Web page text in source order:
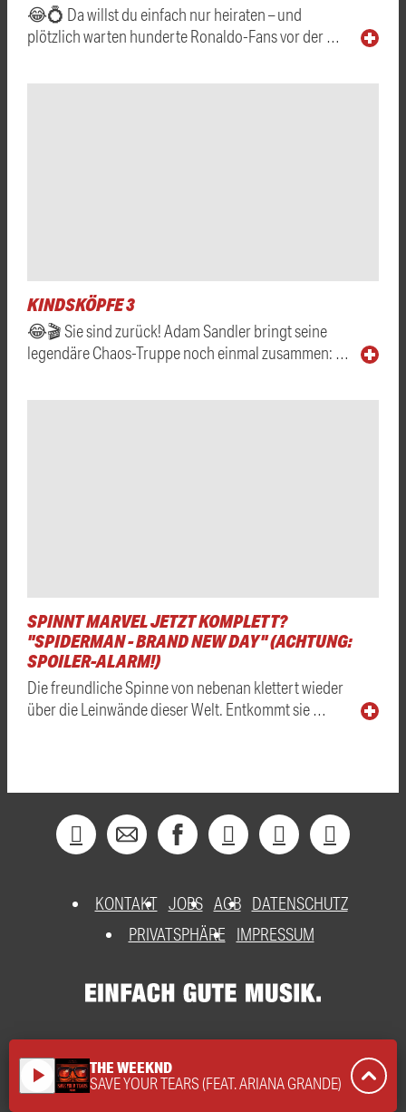
😂💍 Da willst du einfach nur heiraten – und
plötzlich warten hunderte Ronaldo-Fans vor der …
KINDSKÖPFE 3
😂🎬 Sie sind zurück! Adam Sandler bringt seine
legendäre Chaos-Truppe noch einmal zusammen: …
SPINNT MARVEL JETZT KOMPLETT?
"SPIDERMAN - BRAND NEW DAY" (ACHTUNG:
SPOILER-ALARM!)
Die freundliche Spinne von nebenan klettert wieder
über die Leinwände dieser Welt. Entkommt sie …
KONTAKT JOBS AGB DATENSCHUTZ
PRIVATSPHÄRE
IMPRESSUM
play_arrow THE WEEKND
SAVE YOUR TEARS (FEAT. ARIANA GRANDE)